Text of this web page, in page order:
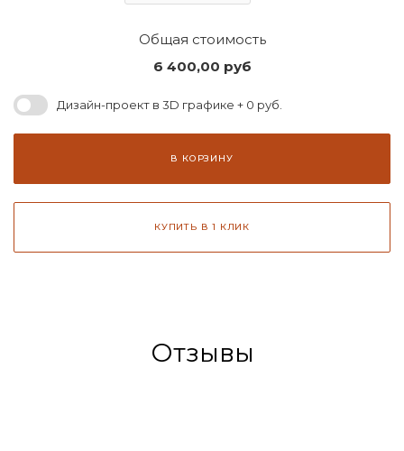
Общая стоимость
6 400,00 руб
Дизайн-проект в 3D графике + 0 руб.
В КОРЗИНУ
КУПИТЬ В 1 КЛИК
Отзывы